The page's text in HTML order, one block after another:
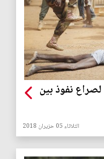
نفوذ بين
الثلاثاء 05 حزيران 2018